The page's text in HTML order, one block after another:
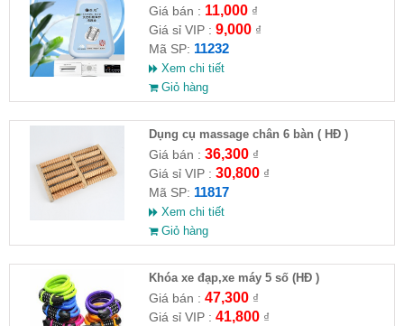
máy giặt CLEANING FLUID
Giá bán : 11,000₫
Giá sỉ VIP : 9,000₫
Mã SP: 11232
Xem chi tiết
Giỏ hàng
Dụng cụ massage chân 6 bàn ( HĐ )
Giá bán : 36,300₫
Giá sỉ VIP : 30,800₫
Mã SP: 11817
Xem chi tiết
Giỏ hàng
Khóa xe đạp,xe máy 5 số (HĐ )
Giá bán : 47,300₫
Giá sỉ VIP : 41,800₫